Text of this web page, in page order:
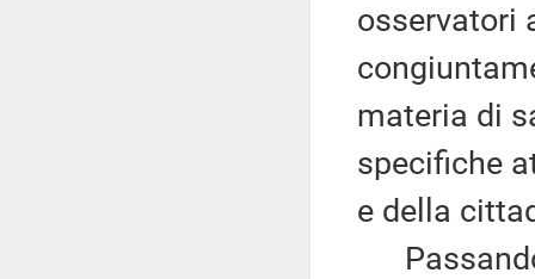
osservatori
materia di
specifiche
e della